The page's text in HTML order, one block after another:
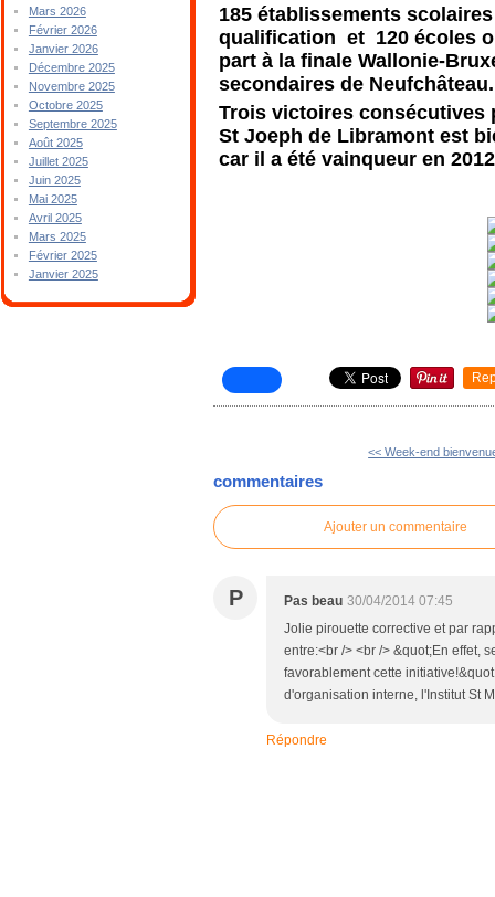
Mars 2026
Février 2026
Janvier 2026
Décembre 2025
Novembre 2025
Octobre 2025
Septembre 2025
Août 2025
Juillet 2025
Juin 2025
Mai 2025
Avril 2025
Mars 2025
Février 2025
Janvier 2025
185 établissements
qualification et 120 écoles
part à la finale Wallonie-
secondaires de Neufchâteau.
Trois victoires consécutives
St Joeph de Libramont est
car il a été vainqueur en
<< Week-end
commentaires
Ajouter un commentaire
P Pas beau 30/04/2014 07:45
Jolie pirouette corrective et par
entre:<br /> <br /> &quot;En effet,
favorablement cette
d'organisation interne, l'Institut St
Répondre